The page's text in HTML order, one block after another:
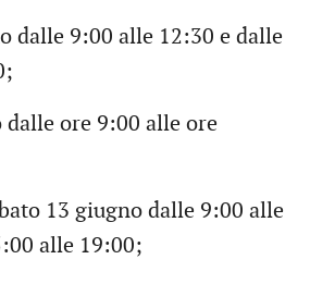
dalle 9:00 alle 12:30 e dalle
dalle ore 9:00 alle ore
13 giugno dalle 9:00 alle
alle 19:00;